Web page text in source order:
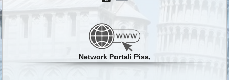
Network Portali Pisa,